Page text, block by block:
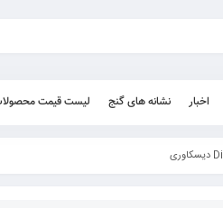
اخبار نشانه های گنج لیست قیمت